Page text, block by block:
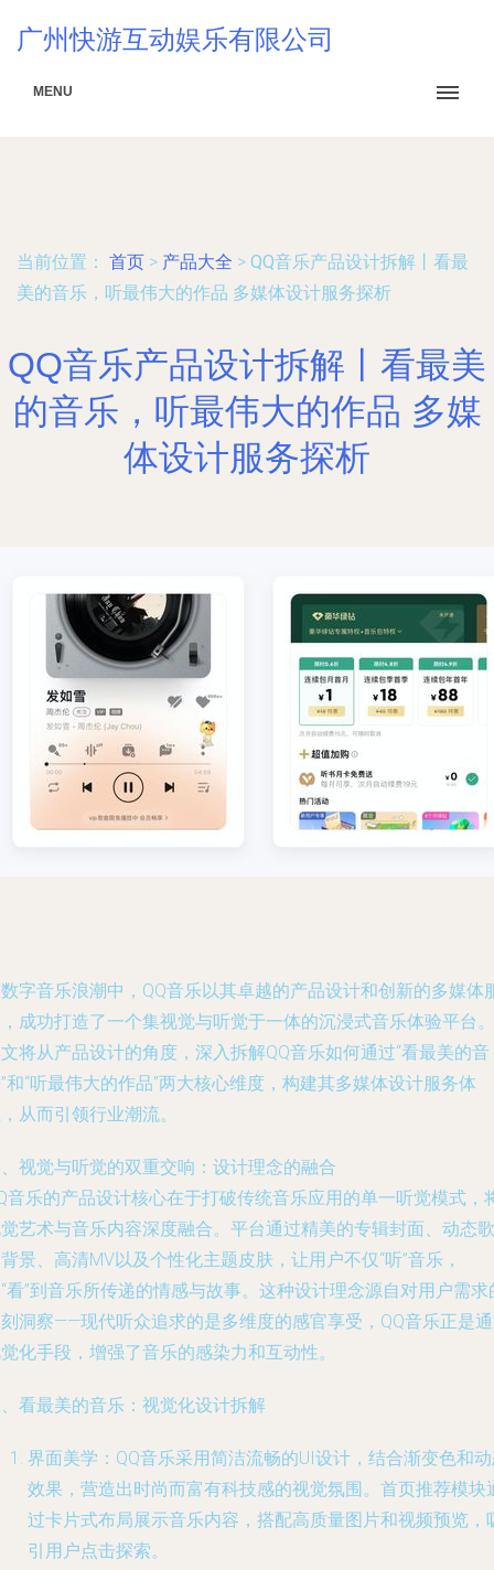
广州快游互动娱乐有限公司
MENU
当前位置： 首页 > 产品大全 > QQ音乐产品设计拆解丨看最
美的音乐，听最伟大的作品 多媒体设计服务探析
QQ音乐产品设计拆解丨看最美
的音乐，听最伟大的作品 多媒
体设计服务探析
字音乐浪潮中，QQ音乐以其卓越的产品设计和创新的多媒体
成功打造了一个集视觉与听觉于一体的沉浸式音乐体验平台。
将从产品设计的角度，深入拆解QQ音乐如何通过“看最美的音
和“听最伟大的作品”两大核心维度，构建其多媒体设计服务体
从而引领行业潮流。
视觉与听觉的双重交响：设计理念的融合
音乐的产品设计核心在于打破传统音乐应用的单一听觉模式，
艺术与音乐内容深度融合。平台通过精美的专辑封面、动态歌
景、高清MV以及个性化主题皮肤，让用户不仅“听”音乐，
看”到音乐所传递的情感与故事。这种设计理念源自对用户需求
洞察——现代听众追求的是多维度的感官享受，QQ音乐正是
化手段，增强了音乐的感染力和互动性。
看最美的音乐：视觉化设计拆解
界面美学：QQ音乐采用简洁流畅的UI设计，结合渐变色和
效果，营造出时尚而富有科技感的视觉氛围。首页推荐模块
过卡片式布局展示音乐内容，搭配高质量图片和视频预览，
引用户点击探索。